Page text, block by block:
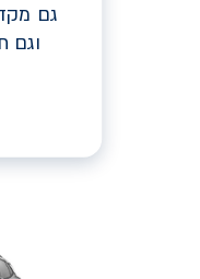
גם
וגם